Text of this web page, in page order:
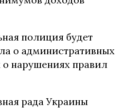
полиция будет
о административных
нарушениях правил
рада Украины